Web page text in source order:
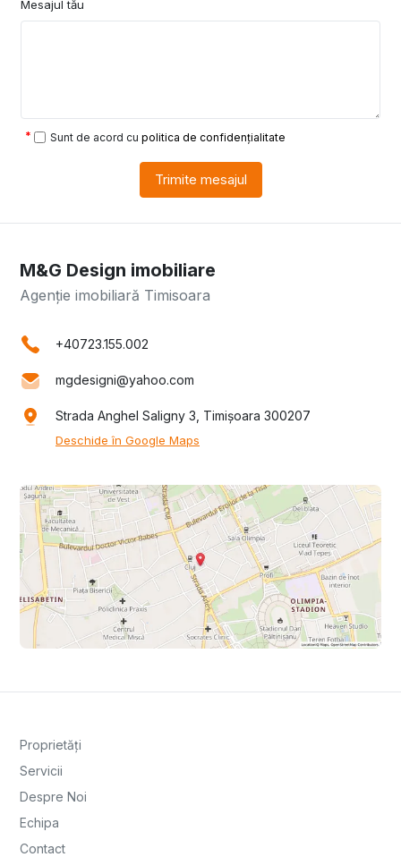
Mesajul tău
Sunt de acord cu politica de confidențialitate
Trimite mesajul
M&G Design imobiliare
Agenție imobiliară Timisoara
+40723.155.002
mgdesigni@yahoo.com
Strada Anghel Saligny 3, Timișoara 300207
Deschide în Google Maps
Proprietăți
Servicii
Despre Noi
Echipa
Contact